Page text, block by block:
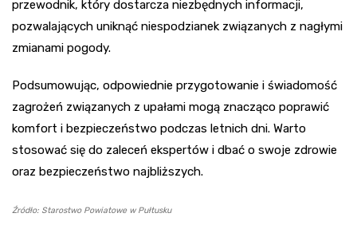
przewodnik, który dostarcza niezbędnych informacji,
pozwalających uniknąć niespodzianek związanych z nagłymi
zmianami pogody.
Podsumowując, odpowiednie przygotowanie i świadomość
zagrożeń związanych z upałami mogą znacząco poprawić
komfort i bezpieczeństwo podczas letnich dni. Warto
stosować się do zaleceń ekspertów i dbać o swoje zdrowie
oraz bezpieczeństwo najbliższych.
Źródło: Starostwo Powiatowe w Pułtusku